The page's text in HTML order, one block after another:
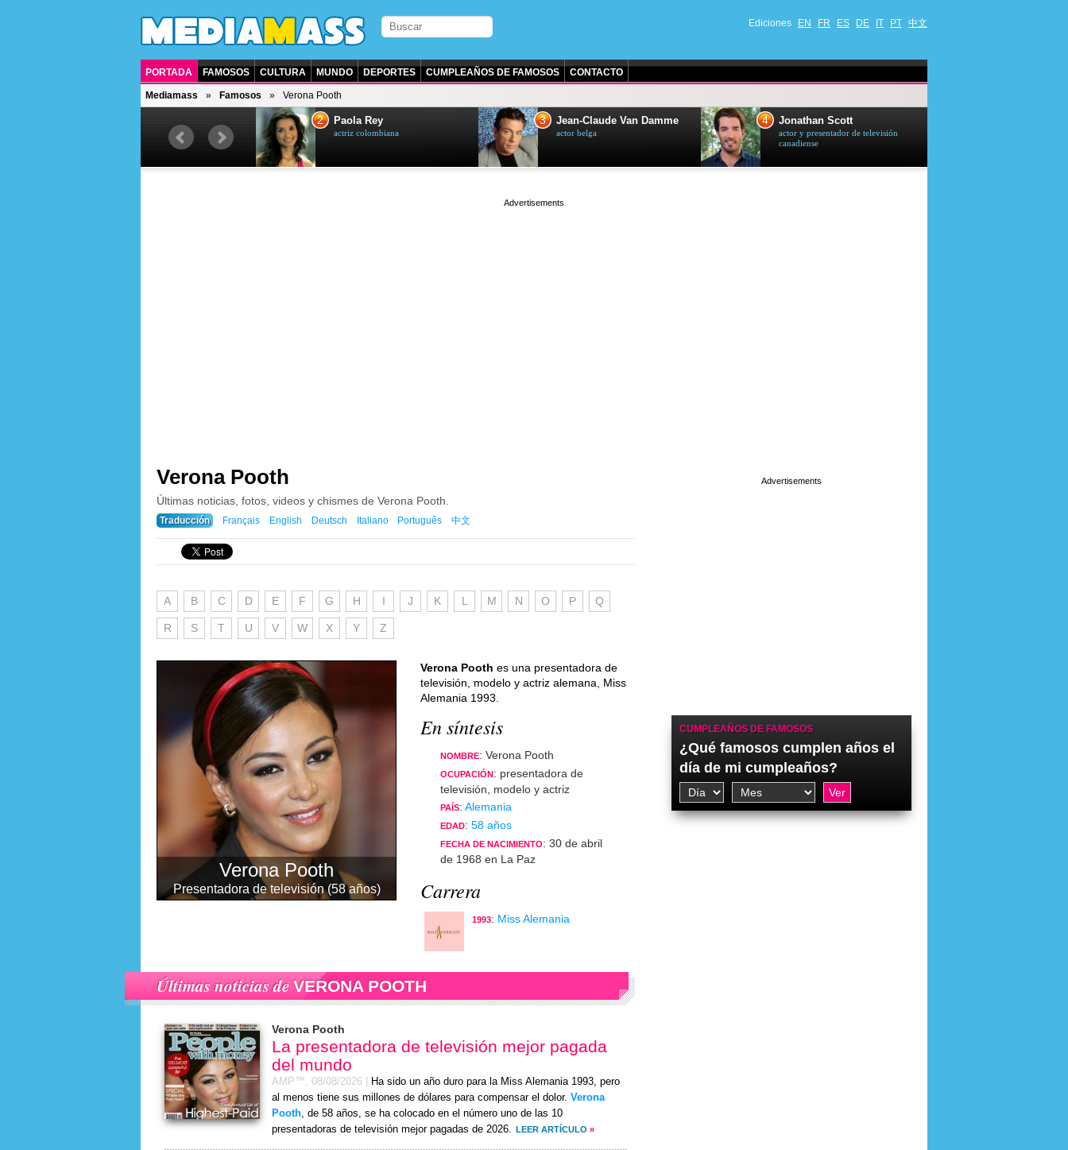
Ediciones EN FR ES DE IT PT 中文
PORTADA FAMOSOS CULTURA MUNDO DEPORTES CUMPLEAÑOS DE FAMOSOS CONTACTO
Mediamass Famosos Verona Pooth
actor y presentador de televisión
2 Paola Rey
actriz colombiana
3 Jean-Claude Van Damme
actor belga
4 Jonathan Scott
actor y presentador de televisión
canadiense
Verona Pooth
Últimas noticias, fotos, videos y chismes de Verona Pooth.
Traducción Français English Deutsch Italiano Português 中文
A B C D E F G H I J K L M N O P Q
R S T U V W X Y Z
Verona Pooth
Presentadora de televisión (58 años)
Verona Pooth es una presentadora de
televisión, modelo y actriz alemana, Miss
Alemania 1993.
En síntesis
NOMBRE: Verona Pooth
OCUPACIÓN: presentadora de
televisión, modelo y actriz
PAÍS: Alemania
EDAD: 58 años
FECHA DE NACIMIENTO: 30 de abril
de 1968 en La Paz
Carrera
1993: Miss Alemania
Últimas noticias deVERONA POOTH
Verona Pooth
La presentadora de televisión mejor pagada
del mundo
AMP™, 08/08/2026
Ha sido un año duro para la Miss Alemania 1993, pero
al menos tiene sus millones de dólares para compensar el dolor. Verona
Pooth, de 58 años, se ha colocado en el número uno de las 10
presentadoras de televisión mejor pagadas de 2026. LEER ARTÍCULO »
CUMPLEAÑOS DE FAMOSOS
¿Qué famosos cumplen años el
día de mi cumpleaños?